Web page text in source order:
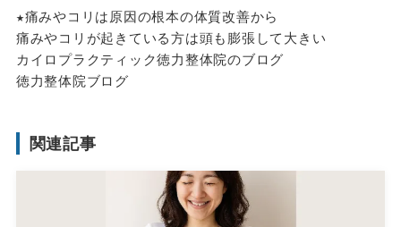
★痛みやコリは原因の根本の体質改善から
痛みやコリが起きている方は頭も膨張して大きい
カイロプラクティック徳力整体院のブログ
徳力整体院ブログ
関連記事